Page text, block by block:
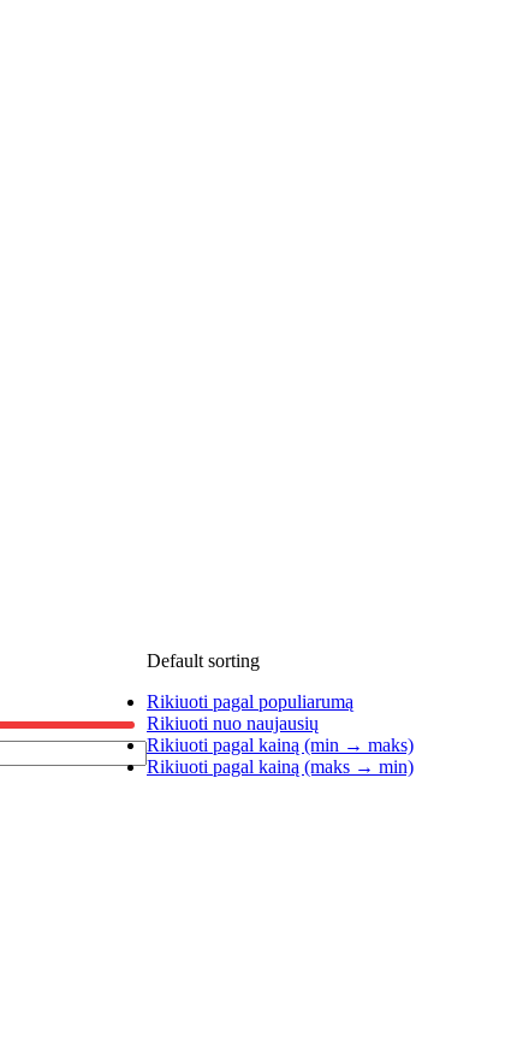
Default sorting
Rikiuoti pagal populiarumą
Rikiuoti nuo naujausių
Rikiuoti pagal kainą (min → maks)
Rikiuoti pagal kainą (maks → min)